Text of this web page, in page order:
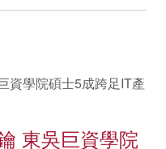
資學院碩士5成跨足IT產
東吳巨資學院